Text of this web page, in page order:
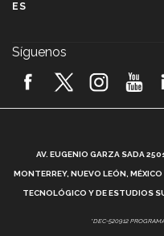
2026! (video)
¿Cómo es el
Vida Tec:
ES
Síguenos
AV. EUGENIO GARZA SADA
MONTERREY, NUEVO LEÓN,
TECNOLÓGICO Y DE ESTUDIOS
*DEC-520912